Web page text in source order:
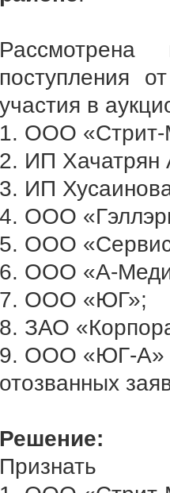
поступления
участия в
1. ООО
2. ИП Хачатрян
3. ИП
4. ООО
5. ООО
6. ООО «А-
7. ООО «ЮГ»;
8. ЗАО
9. ООО «ЮГ-А»
отозванных
Решение:
Признать